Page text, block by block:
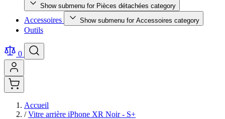
Show submenu for Pièces détachées category
Accessoires Show submenu for Accessoires category
Outils
0
Accueil
/ Vitre arrière iPhone XR Noir - S+